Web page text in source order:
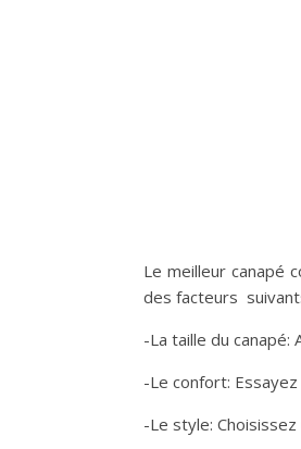
Le meilleur canapé
des facteurs
-La taille du
-Le confort:
-Le style: